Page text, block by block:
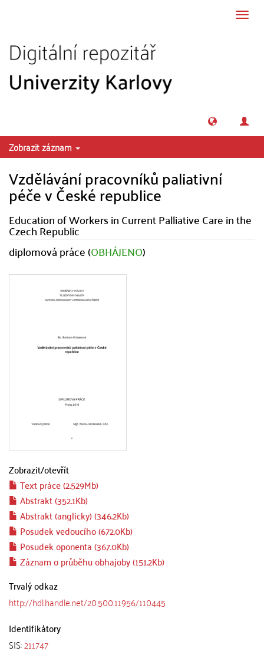
Zobrazit záznam
Vzdělávání pracovníků paliativní
péče v České republice
Education of Workers in Current Palliative Care in the
Czech Republic
diplomová práce (OBHÁJENO)
Zobrazit/otevřít
Text práce (2.529Mb)
Abstrakt (352.1Kb)
Abstrakt (anglicky) (346.2Kb)
Posudek vedoucího (672.0Kb)
Posudek oponenta (367.0Kb)
Záznam o průběhu obhajoby (151.2Kb)
Trvalý odkaz
http://hdl.handle.net/20.500.11956/110445
Identifikátory
SIS:211747